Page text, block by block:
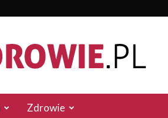
Zdrowie